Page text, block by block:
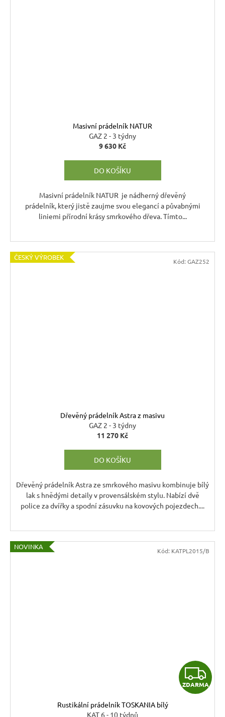
Masivní prádelník NATUR
GAZ 2 - 3 týdny
9 630 Kč
DO KOŠÍKU
Masivní prádelník NATUR je nádherný dřevěný
prádelník, který jistě zaujme svou elegancí a půvabnými
liniemi přírodní krásy smrkového dřeva. Tímto...
ČESKÝ VÝROBEK
Dřevěný prádelník Astra z masivu
GAZ 2 - 3 týdny
11 270 Kč
DO KOŠÍKU
Dřevěný prádelník Astra ze smrkového masivu kombinuje bílý
lak s hnědými detaily v provensálském stylu. Nabízí dvě
police za dvířky a spodní zásuvku na kovových pojezdech....
Kód: GAZ252
NOVINKA
Z
D
ZDARMA
Rustikální prádelník TOSKANIA bílý
KAT 6 - 10 týdnů
Kód: KATPL2015/B